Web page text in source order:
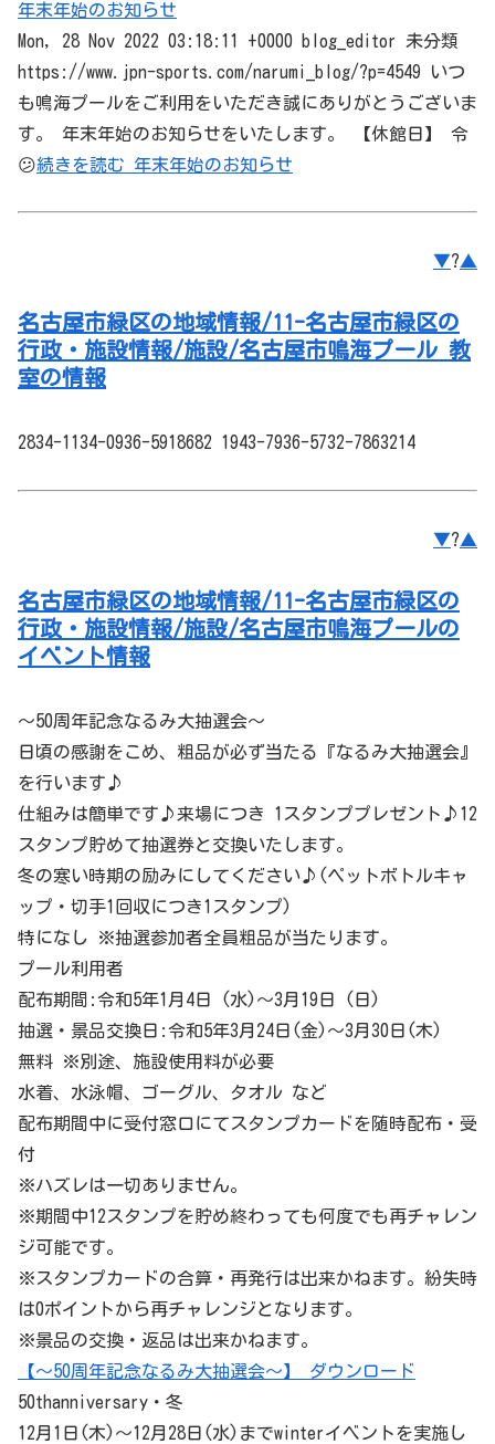
年末年始のお知らせ
Mon, 28 Nov 2022 03:18:11 +0000 blog_editor 未分類
https://www.jpn-sports.com/narumi_blog/?p=4549 いつ
も鳴海プールをご利用をいただき誠にありがとうございま
す。 年末年始のお知らせをいたします。 【休館日】 令
😕続きを読む 年末年始のお知らせ
▼?▲
名古屋市緑区の地域情報/11-名古屋市緑区の
行政・施設情報/施設/名古屋市鳴海プール 教
室の情報
2834-1134-0936-5918682 1943-7936-5732-7863214
▼?▲
名古屋市緑区の地域情報/11-名古屋市緑区の
行政・施設情報/施設/名古屋市鳴海プールの
イベント情報
～50周年記念なるみ大抽選会～
日頃の感謝をこめ、粗品が必ず当たる『なるみ大抽選会』
を行います♪
仕組みは簡単です♪来場につき 1スタンププレゼント♪12
スタンプ貯めて抽選券と交換いたします。
冬の寒い時期の励みにしてください♪(ペットボトルキャ
ップ・切手1回収につき1スタンプ)
特になし ※抽選参加者全員粗品が当たります。
プール利用者
配布期間:令和5年1月4日 (水)～3月19日 (日)
抽選・景品交換日:令和5年3月24日(金)～3月30日(木)
無料 ※別途、施設使用料が必要
水着、水泳帽、ゴーグル、タオル など
配布期間中に受付窓口にてスタンプカードを随時配布・受
付
※ハズレは一切ありません。
※期間中12スタンプを貯め終わっても何度でも再チャレン
ジ可能です。
※スタンプカードの合算・再発行は出来かねます。紛失時
は0ポイントから再チャレンジとなります。
※景品の交換・返品は出来かねます。
【～50周年記念なるみ大抽選会～】 ダウンロード
50thanniversary・冬
12月1日(木)～12月28日(水)までwinterイベントを実施し